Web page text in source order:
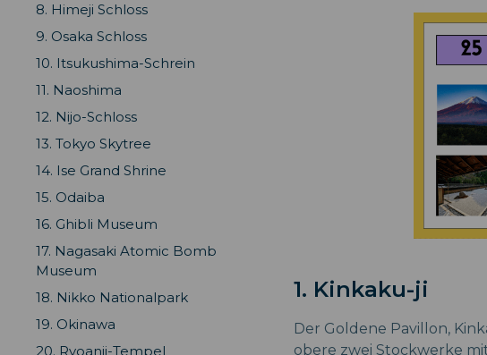
8. Himeji Schloss
9. Osaka Schloss
10. Itsukushima-Schrein
11. Naoshima
12. Nijo-Schloss
13. Tokyo Skytree
14. Ise Grand Shrine
15. Odaiba
16. Ghibli Museum
17. Nagasaki Atomic Bomb
Museum
18. Nikko Nationalpark
19. Okinawa
20. Ryoanji-Tempel
1. Kinkaku-ji
Der Goldene Pavillon,
obere zwei Stockwerke